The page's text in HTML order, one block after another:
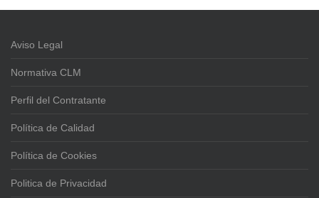
Aviso Legal
Normativa CLM
Perfil del Contratante
Política de Calidad
Política de Cookies
Politica de Privacidad